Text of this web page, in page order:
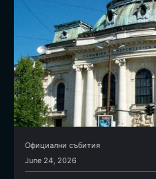
Официални събития
June 24, 2026